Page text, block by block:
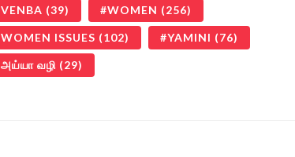
VENBA (39) WOMEN (256)
WOMEN ISSUES (102) YAMINI (76)
அய்யா வழி (29)